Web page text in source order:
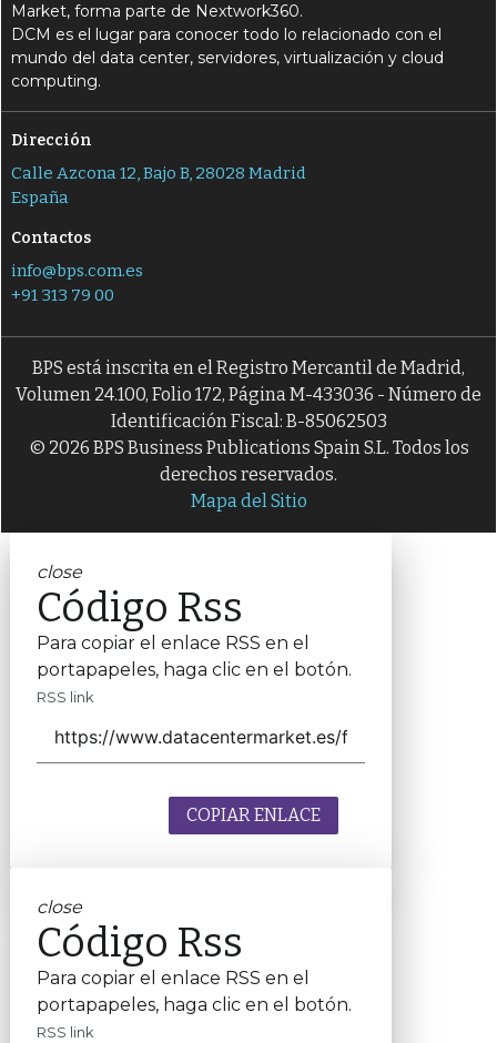
Market, forma parte de Nextwork360.
DCM es el lugar para conocer todo lo relacionado con el
mundo del data center, servidores, virtualización y cloud
computing.
Dirección
Calle Azcona 12, Bajo B, 28028 Madrid
España
Contactos
info@bps.com.es
+91 313 79 00
BPS está inscrita en el Registro Mercantil de Madrid,
Volumen 24.100, Folio 172, Página M-433036 - Número de
Identificación Fiscal: B-85062503
© 2026 BPS Business Publications Spain S.L. Todos los
derechos reservados.
Mapa del Sitio
close
Código Rss
Para copiar el enlace RSS en el
portapapeles, haga clic en el botón.
RSS link
COPIAR ENLACE
close
Código Rss
Para copiar el enlace RSS en el
portapapeles, haga clic en el botón.
RSS link